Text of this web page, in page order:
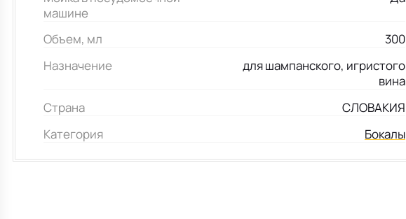
машине
Объем, мл
300
Назначение
для шампанского, игристого
вина
Страна
СЛОВАКИЯ
Категория
Бокалы